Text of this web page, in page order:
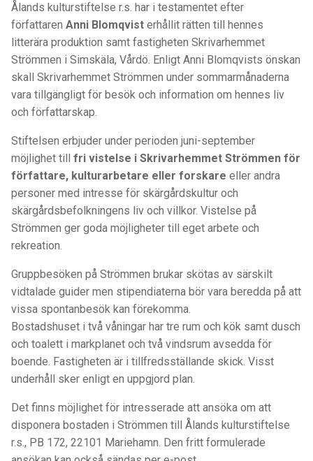
Ålands kulturstiftelse r.s. har i testamentet efter
författaren Anni Blomqvist erhållit rätten till hennes
litterära produktion samt fastigheten Skrivarhemmet
Strömmen i Simskäla, Vårdö. Enligt Anni Blomqvists önskan
skall Skrivarhemmet Strömmen under sommarmånaderna
vara tillgängligt för besök och information om hennes liv
och författarskap.
Stiftelsen erbjuder under perioden juni-september
möjlighet till fri vistelse i Skrivarhemmet Strömmen för
författare, kulturarbetare eller forskare eller andra
personer med intresse för skärgårdskultur och
skärgårdsbefolkningens liv och villkor. Vistelse på
Strömmen ger goda möjligheter till eget arbete och
rekreation.
Gruppbesöken på Strömmen brukar skötas av särskilt
vidtalade guider men stipendiaterna bör vara beredda på att
vissa spontanbesök kan förekomma.
Bostadshuset i två våningar har tre rum och kök samt dusch
och toalett i markplanet och två vindsrum avsedda för
boende. Fastigheten är i tillfredsställande skick. Visst
underhåll sker enligt en uppgjord plan.
Det finns möjlighet för intresserade att ansöka om att
disponera bostaden i Strömmen till Ålands kulturstiftelse
r.s., PB 172, 22101 Mariehamn. Den fritt formulerade